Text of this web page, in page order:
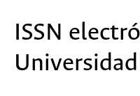
ISSN